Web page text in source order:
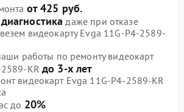
от 425 руб.
даже при отказе
видеокарту Evga 11G-P4-2589-
работы по ремонту видеокарт
KR до 3-х лет
видеокарт Evga 11G-P4-2589-KR
до 20%